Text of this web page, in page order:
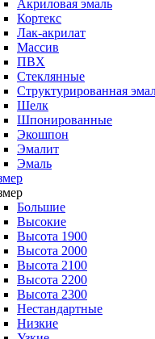
Акриловая эмаль
Кортекс
Лак-акрилат
Массив
ПВХ
Стеклянные
Структурированная
Шелк
Шпонированные
Экошпон
Эмалит
Эмаль
Большие
Высокие
Высота 1900
Высота 2000
Высота 2100
Высота 2200
Высота 2300
Нестандартные
Низкие